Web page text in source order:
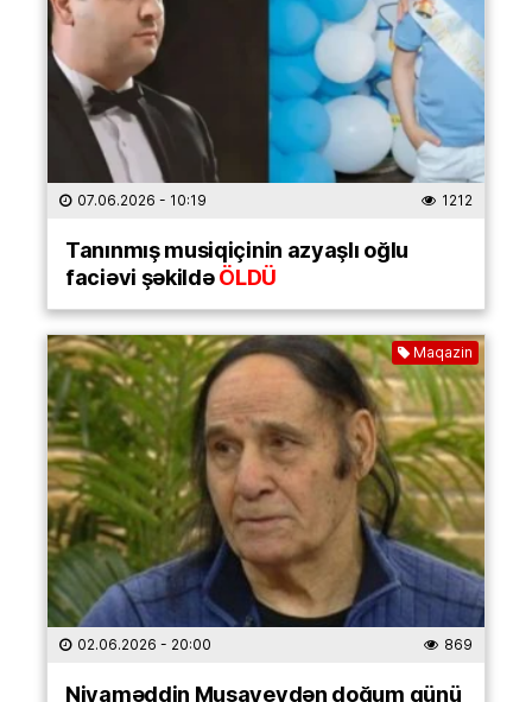
07.06.2026 - 10:19 1212
Tanınmış musiqiçinin azyaşlı oğlu
faciəvi şəkildəÖLDÜ
Maqazin
02.06.2026 - 20:00 869
Niyaməddin Musayevdən doğum günü